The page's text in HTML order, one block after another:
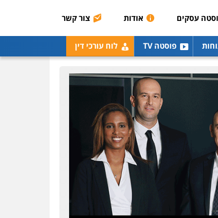
עסקים אודות צור קשר
פוסטה TV לוח עורכי דין
מנשה, אלמוג – עורכי דין
פלילי עבירות תנועה
צווארון לבן תעבורה עורכי
דין לענייני אסירים מעצרים
0546470989
עו"ד אבי כהן
פלילי פשיעה חמורה
קטינים אלימות סמים
עבירות מין
0523647066
ויקי שמואל – משרד עו"ד
משפט פלילי
0528959600